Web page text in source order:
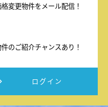
変更物件をメール配信！
のご紹介チャンスあり！
ログイン